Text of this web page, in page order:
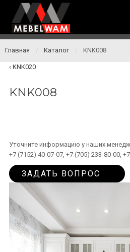
Главная / Каталог / KNK008
KNK020
KNK008
Уточните информацию у наших
+7 (7152) 40-07-07, +7 (705) 233-80-00,
ЗАДАТЬ ВОПРОС